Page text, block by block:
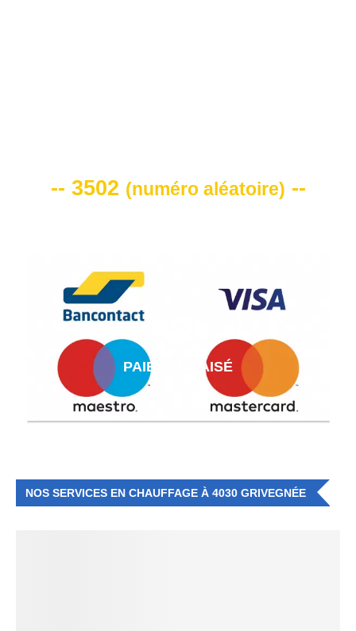
-- 3502 (numéro aléatoire) --
PAIEMENT AISÉ
NOS SERVICES EN CHAUFFAGE À 4030 GRIVEGNÉE